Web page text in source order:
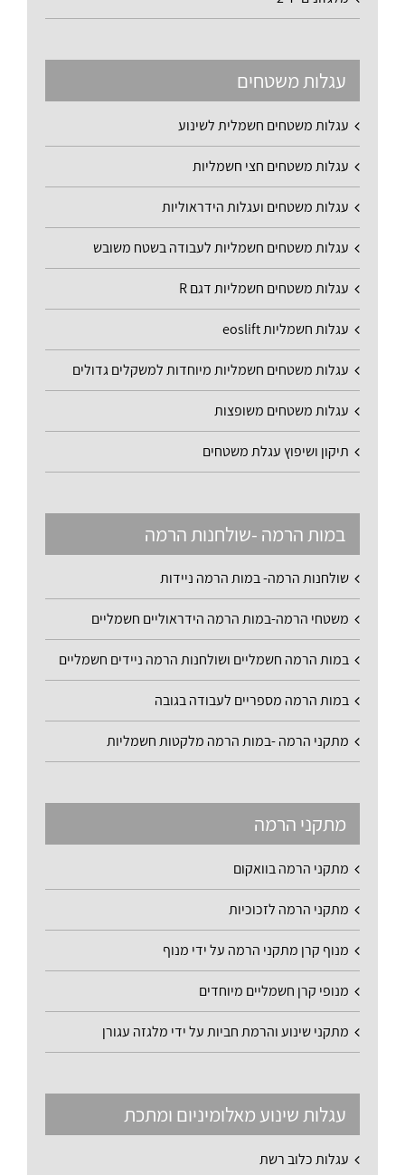
עגלות משטחים
עגלות משטחים חשמלית לשינוע
עגלות משטחים חצי חשמליות
עגלות משטחים ועגלות הידראוליות
עגלות משטחים חשמליות לעבודה בשטח משובש
עגלות משטחים חשמליות דגם R
עגלות חשמליות eoslift
עגלות משטחים חשמליות מיוחדות למשקלים גדולים
עגלות משטחים משופצות
תיקון ושיפוץ עגלת משטחים
במות הרמה -שולחנות הרמה
שולחנות הרמה- במות הרמה ניידות
משטחי הרמה-במות הרמה הידראוליים חשמליים
במות הרמה חשמליים ושולחנות הרמה ניידים חשמליים
במות הרמה מספריים לעבודה בגובה
מתקני הרמה -במות הרמה מלקטות חשמליות
מתקני הרמה
מתקני הרמה בוואקום
מתקני הרמה לזכוכיות
מנוף קרן מתקני הרמה על ידי מנוף
מנופי קרן חשמליים מיוחדים
מתקני שינוע והרמת חביות על ידי מלגזה עגורן
עגלות שינוע מאלומיניום ומתכת
עגלות כלוב רשת